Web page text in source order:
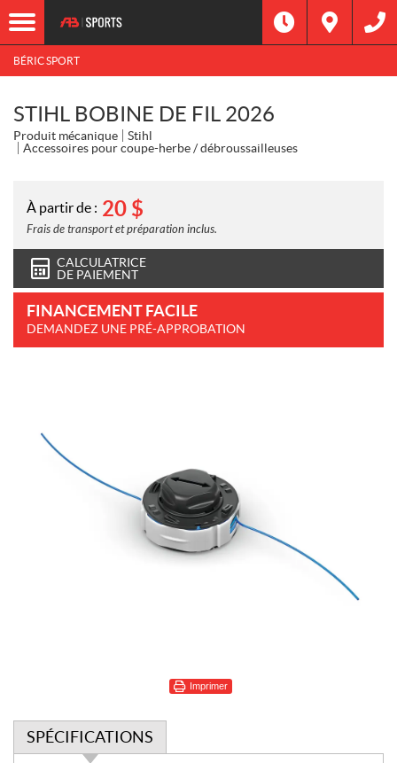
BÉRIC SPORT
STIHL BOBINE DE FIL 2026
Produit mécanique
Stihl
Accessoires pour coupe-herbe / débroussailleuses
À partir de : 20 $
Frais de transport et préparation inclus.
CALCULATRICE
DE PAIEMENT
FINANCEMENT FACILE
DEMANDEZ UNE PRÉ-APPROBATION
Imprimer
SPÉCIFICATIONS